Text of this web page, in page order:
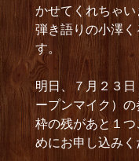
かせてくれちゃ
弾き語りの小澤
す。
明日、７月２３
ープンマイク）
枠の残があと１
めにお申し込みく